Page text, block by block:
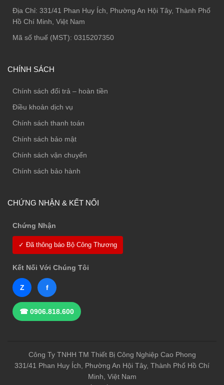
Địa Chỉ: 331/41 Phan Huy Ích, Phường An Hội Tây, Thành Phố
Hồ Chí Minh, Việt Nam
Mã số thuế (MST): 0315207350
CHÍNH SÁCH
Chính sách đổi trả – hoàn tiền
Điều khoản dịch vụ
Chính sách thanh toán
Chính sách bảo mật
Chính sách vận chuyển
Chính sách bảo hành
CHỨNG NHẬN & KẾT NỐI
Chứng Nhận
✓ Đã thông báo Bộ Công Thương
Kết Nối Với Chúng Tôi
Z f
☎ 0906.818.600
Công Ty TNHH TM Thiết Bị Công Nghiệp Cao Phong
331/41 Phan Huy Ích, Phường An Hội Tây, Thành Phố Hồ Chí
Minh, Việt Nam